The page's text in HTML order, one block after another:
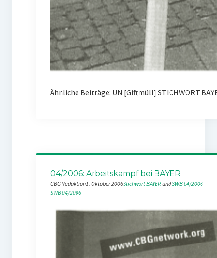
Ähnliche Beiträge: UN [Giftmüll] STICHWORT
04/2006: Arbeitskampf bei BAYER
CBG Redaktion1. Oktober 2006Stichwort BAYER und SWB 04/2006
SWB 04/2006